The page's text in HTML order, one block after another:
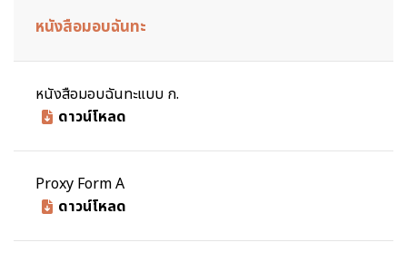
หนังสือมอบฉันทะ
หนังสือมอบฉันทะแบบ ก.
ดาวน์โหลด
Proxy Form A
ดาวน์โหลด